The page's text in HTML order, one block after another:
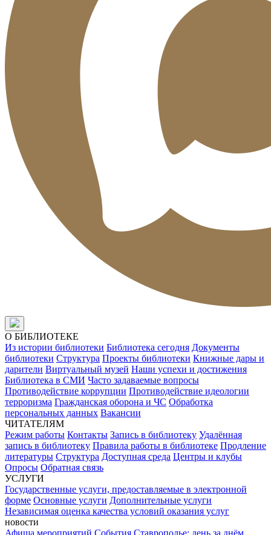
О БИБЛИОТЕКЕ
Из истории библиотеки Библиотека сегодня Документы
библиотеки Структура Проекты библиотеки Книжные дары и
дарители Виртуальный музей Наши успехи и достижения
Библиотека в СМИ Часто задаваемые вопросы
Противодействие коррупции Противодействие идеологии
терроризма Гражданская оборона и ЧС Обработка
персональных данных Вакансии
ЧИТАТЕЛЯМ
Режим работы Контакты Запись в библиотеку Удалённая
запись в библиотеку Правила работы в библиотеке Продление
литературы Структура Доступная среда Центры и клубы
Опросы Обратная связь
УСЛУГИ
Государственные услуги, предоставляемые в электронной
форме Основные услуги Дополнительные услуги
Независимая оценка качества условий оказания услуг
новости
Афиша мероприятий События Ставрополье: день за днём